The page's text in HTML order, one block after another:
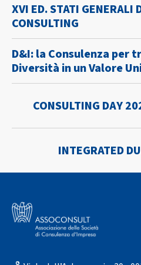
XVI ED. STATI GENERALI
CONSULTING
D&I: la Consulenza per
Diversità in un Valore
CONSULTING DAY
INTEGRATED